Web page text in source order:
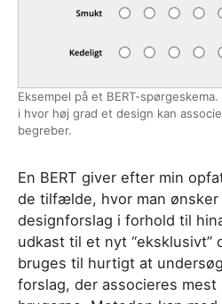
Eksempel på et BERT-
i hvor høj grad et design kan
begreber.
En BERT giver efter min
de tilfælde, hvor man
designforslag i forhold til
udkast til et nyt “eksklusivt”
bruges til hurtigt at
forslag, der associeres